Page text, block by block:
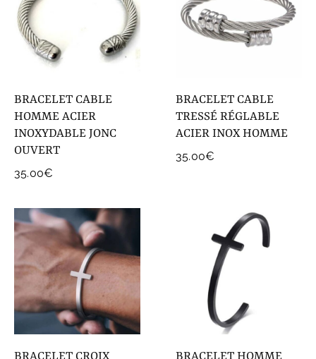
Chaines
COLLECTIONS DE BIJOUX
NOUVEAUTES
BRACELET CABLE
HOMME ACIER
INOXYDABLE JONC
OUVERT
35.00€
BRACELET CABLE
TRESSÉ RÉGLABLE
ACIER INOX HOMME
35.00€